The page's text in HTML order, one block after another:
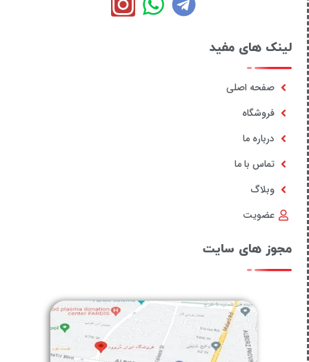
لینک های مفید
صفحه اصلی
فروشگاه
درباره ما
تماس با ما
وبلاگ
عضویت
مجوز های سایت